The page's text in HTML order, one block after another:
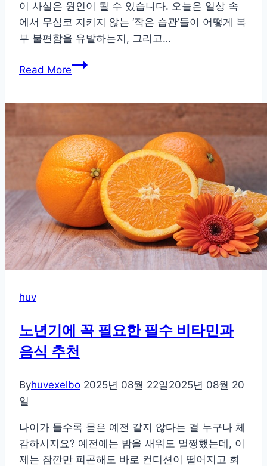
이 사실은 원인이 될 수 있습니다. 오늘은 일상 속
에서 무심코 지키지 않는 ‘작은 습관’들이 어떻게 복
부 불편함을 유발하는지, 그리고…
Read More일
습
관
들
이
배
부
름
과
가
부
르
는
유
huv
노년기에 꼭 필요한 필수 비타민과
음식 추천
Byhuvexelbo 2025년 08월 22일2025년 08월 20
일
나이가 들수록 몸은 예전 같지 않다는 걸 누구나 체
감하시지요? 예전에는 밤을 새워도 멀쩡했는데, 이
제는 잠깐만 피곤해도 바로 컨디션이 떨어지고 회